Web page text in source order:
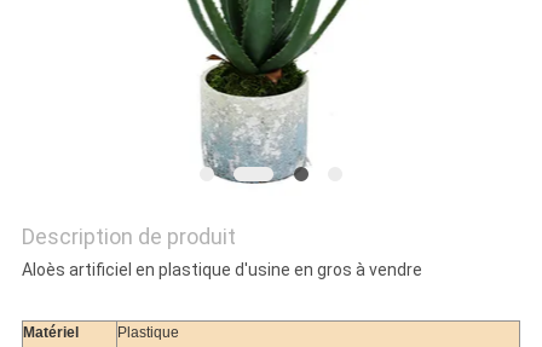
DE
Description de produit
Aloès artificiel en plastique d'usine en gros à vendre
Matériel Plastique